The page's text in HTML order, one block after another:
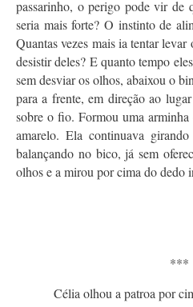
passarinho, o perigo pode vir de
seria mais forte? O instinto de
Quantas vezes mais ia tentar
desistir deles? E quanto tempo
sem desviar os olhos, abaixou o
para a frente, em direção ao
sobre o fio. Formou uma
amarelo. Ela continuava
balançando no bico, já sem
olhos e a mirou por cima do dedo
***
Célia olhou a patroa por